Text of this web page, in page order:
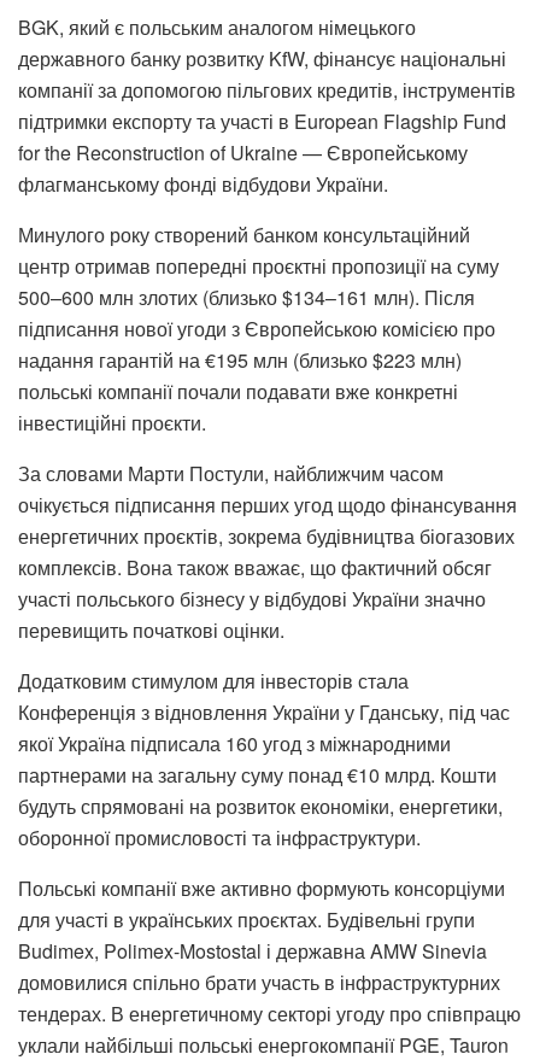
BGK, який є польським аналогом німецького
державного банку розвитку KfW, фінансує національні
компанії за допомогою пільгових кредитів, інструментів
підтримки експорту та участі в European Flagship Fund
for the Reconstruction of Ukraine — Європейському
флагманському фонді відбудови України.
Минулого року створений банком консультаційний
центр отримав попередні проєктні пропозиції на суму
500–600 млн злотих (близько $134–161 млн). Після
підписання нової угоди з Європейською комісією про
надання гарантій на €195 млн (близько $223 млн)
польські компанії почали подавати вже конкретні
інвестиційні проєкти.
За словами Марти Постули, найближчим часом
очікується підписання перших угод щодо фінансування
енергетичних проєктів, зокрема будівництва біогазових
комплексів. Вона також вважає, що фактичний обсяг
участі польського бізнесу у відбудові України значно
перевищить початкові оцінки.
Додатковим стимулом для інвесторів стала
Конференція з відновлення України у Гданську, під час
якої Україна підписала 160 угод з міжнародними
партнерами на загальну суму понад €10 млрд. Кошти
будуть спрямовані на розвиток економіки, енергетики,
оборонної промисловості та інфраструктури.
Польські компанії вже активно формують консорціуми
для участі в українських проєктах. Будівельні групи
Budimex, Polimex-Mostostal і державна AMW Sinevia
домовилися спільно брати участь в інфраструктурних
тендерах. В енергетичному секторі угоду про співпрацю
уклали найбільші польські енергокомпанії PGE, Tauron